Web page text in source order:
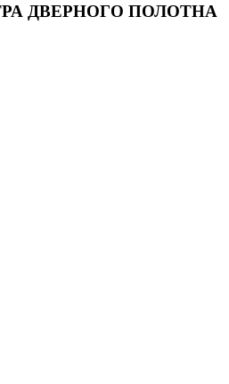
ДВЕРНОГО ПОЛОТНА